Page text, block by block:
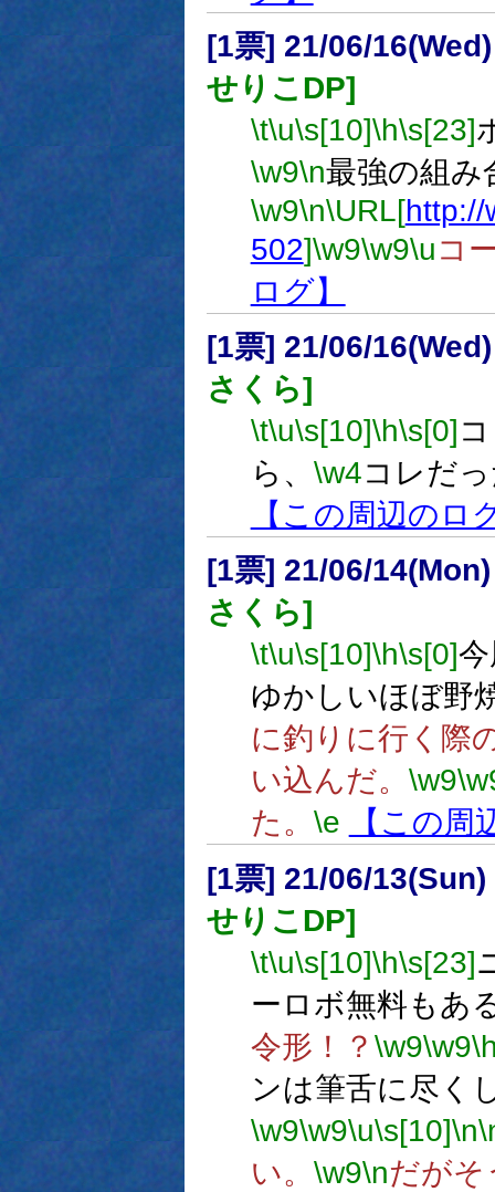
[1票] 21/06/
せりこDP]
\t\u\s[10]\h\s[23]
\w9\n最強の組み
\w9\n\URL[http://
502]\w9\w9\uコ
ログ】
[1票] 21/06/
さくら]
\t\u\s[10]\h\s[0]
ら、 \w4コレだ
【この周辺のロ
[1票] 21/06/
さくら]
\t\u\s[10]\h\s[0]
ゆかしいほぼ野
に釣りに行く際
い込んだ。 \w9
た。 \e
【この周
[1票] 21/06/
せりこDP]
\t\u\s[10]\h\s[23]
ーロボ無料もあ
令形！？ \w9\w9
ンは筆舌に尽く
\w9\w9\u\s[10]\n
い。 \w9\nだがそ